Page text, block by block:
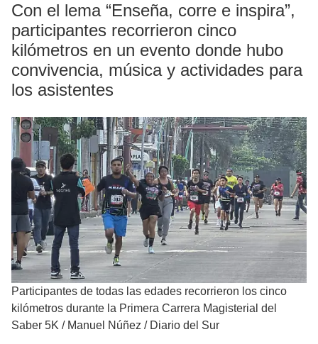
Con el lema “Enseña, corre e inspira”,
participantes recorrieron cinco
kilómetros en un evento donde hubo
convivencia, música y actividades para
los asistentes
Participantes de todas las edades recorrieron los cinco
kilómetros durante la Primera Carrera Magisterial del
Saber 5K / Manuel Núñez / Diario del Sur